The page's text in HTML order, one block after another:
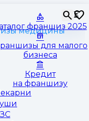
⏳
франшиз 2025
для малого
бизнеса
Кредит
на франшизу
медицины